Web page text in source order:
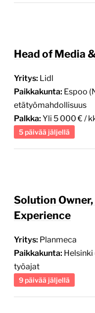
Head of Media
Yritys: Lidl
Paikkakunta: Espoo
etätyömahdollisuus
Palkka: Yli 5 000 € /
5 päivää jäljellä
Solution
Experience
Yritys: Planmeca
Paikkakunta:
työajat
9 päivää jäljellä